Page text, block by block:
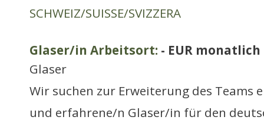
SCHWEIZ/SUISSE/SVIZZERA
Glaser/in Arbeitsort: - EUR monatlich
Glaser
Wir suchen zur Erweiterung des Teams
und erfahrene/n Glaser/in für den